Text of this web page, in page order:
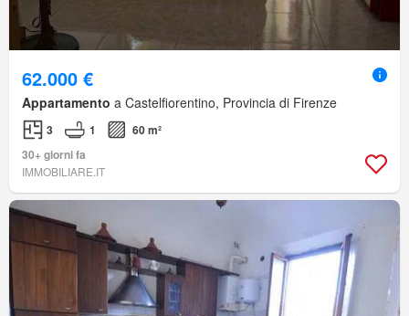
62.000 €
Appartamento a Castelfiorentino, Provincia di Firenze
3 1
60 m²
30+ giorni fa
IMMOBILIARE.IT